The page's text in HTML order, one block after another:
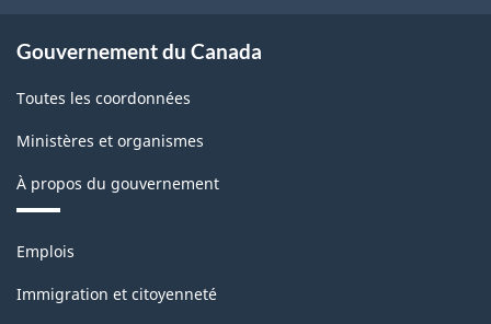
Gouvernement du Canada
Toutes les coordonnées
Ministères et organismes
À propos du gouvernement
Thèmes
sujets
Emplois
Immigration et citoyenneté